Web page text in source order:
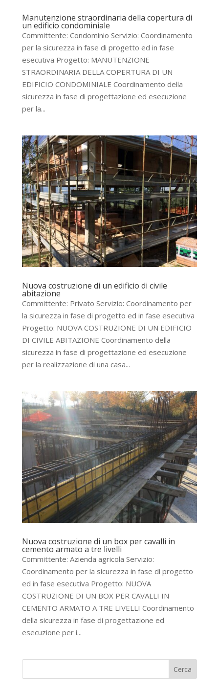
Manutenzione straordinaria della copertura di
un edificio condominiale
Committente: Condominio Servizio: Coordinamento
per la sicurezza in fase di progetto ed in fase
esecutiva Progetto: MANUTENZIONE
STRAORDINARIA DELLA COPERTURA DI UN
EDIFICIO CONDOMINIALE Coordinamento della
sicurezza in fase di progettazione ed esecuzione
per la...
Nuova costruzione di un edificio di civile
abitazione
Committente: Privato Servizio: Coordinamento per
la sicurezza in fase di progetto ed in fase esecutiva
Progetto: NUOVA COSTRUZIONE DI UN EDIFICIO
DI CIVILE ABITAZIONE Coordinamento della
sicurezza in fase di progettazione ed esecuzione
per la realizzazione di una casa...
Nuova costruzione di un box per cavalli in
cemento armato a tre livelli
Committente: Azienda agricola Servizio:
Coordinamento per la sicurezza in fase di progetto
ed in fase esecutiva Progetto: NUOVA
COSTRUZIONE DI UN BOX PER CAVALLI IN
CEMENTO ARMATO A TRE LIVELLI Coordinamento
della sicurezza in fase di progettazione ed
esecuzione per i...